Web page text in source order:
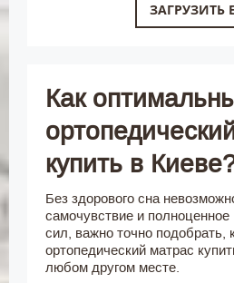
ЗАГРУЗИТЬ
Как
купить в
Без здорового сна
самочувствие и полноценное
сил, важно точно подобрать,
ортопедический матрас
любом другом месте.